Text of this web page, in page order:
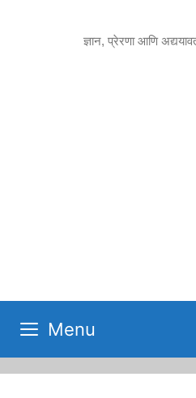
ज्ञान, प्रेरणा आणि
Menu